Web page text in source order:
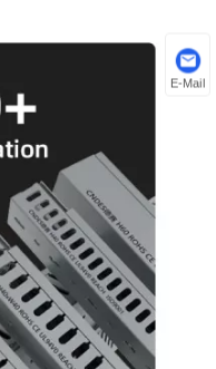
E-Mail